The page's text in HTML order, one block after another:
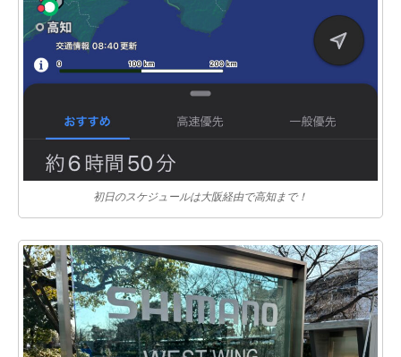
初日のスケジュールは大阪経由で高知まで！